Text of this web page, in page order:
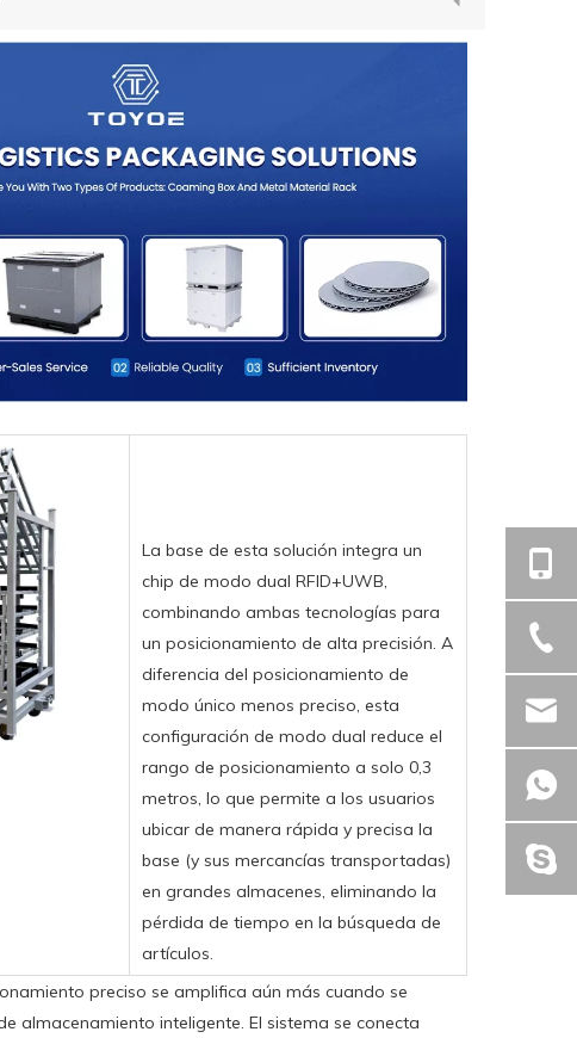
La base de esta solución integra un
chip de modo dual RFID+UWB,
combinando ambas tecnologías para
un posicionamiento de alta precisión. A
diferencia del posicionamiento de
modo único menos preciso, esta
configuración de modo dual reduce el
rango de posicionamiento a solo 0,3
metros, lo que permite a los usuarios
ubicar de manera rápida y precisa la
base (y sus mercancías transportadas)
en grandes almacenes, eliminando la
pérdida de tiempo en la búsqueda de
artículos.
preciso se amplifica aún más cuando se
almacenamiento inteligente. El sistema se conecta